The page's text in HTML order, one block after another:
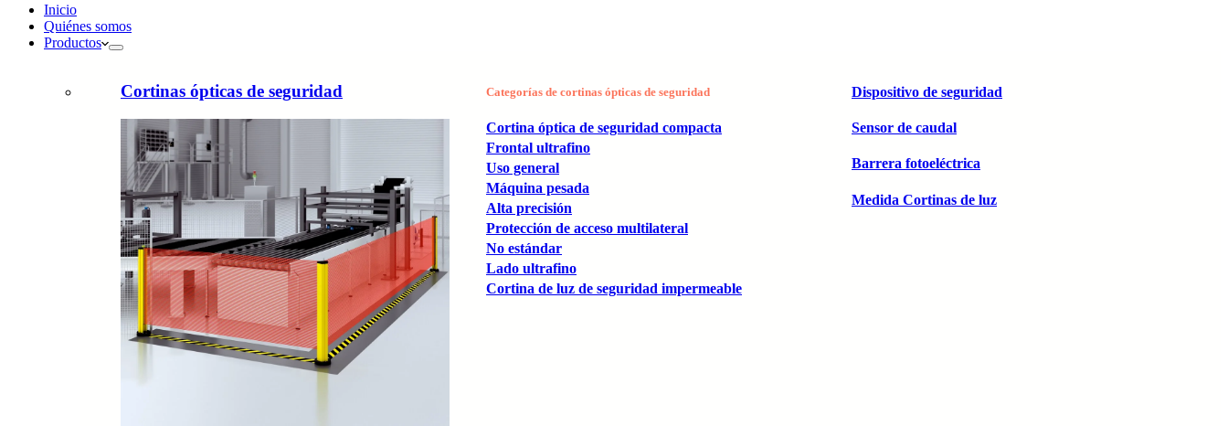
Inicio
Quiénes somos
Productos
Cortinas ópticas de seguridad Categorías de cortinas ópticas de seguridad
Cortina óptica de seguridad compacta
Frontal ultrafino
Uso general
Máquina pesada
Alta precisión
Protección de acceso multilateral
No estándar
Lado ultrafino
Cortina de luz de seguridad impermeable
Dispositivo de seguridad
Sensor de caudal
Barrera fotoeléctrica
Medida Cortinas de luz